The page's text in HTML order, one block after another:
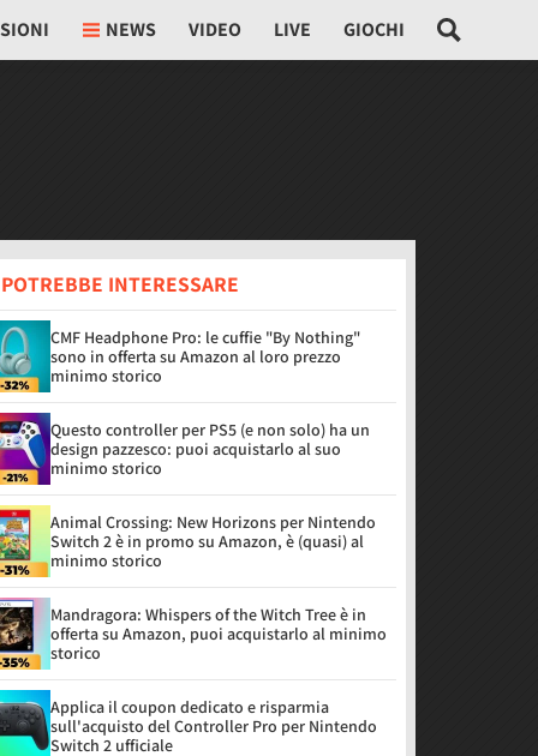
NEWS VIDEO LIVE GIOCHI
INTERESSARE
CMF Headphone Pro: le cuffie "By Nothing"
sono in offerta su Amazon al loro prezzo
minimo storico
Questo controller per PS5 (e non solo) ha un
design pazzesco: puoi acquistarlo al suo
minimo storico
Animal Crossing: New Horizons per Nintendo
Switch 2 è in promo su Amazon, è (quasi) al
minimo storico
Mandragora: Whispers of the Witch Tree è in
offerta su Amazon, puoi acquistarlo al minimo
storico
Applica il coupon dedicato e risparmia
sull'acquisto del Controller Pro per Nintendo
Switch 2 ufficiale